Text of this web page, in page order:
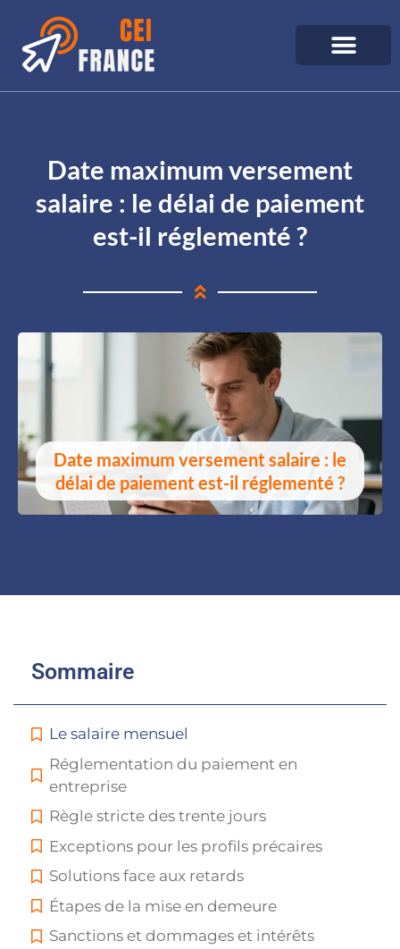
Date maximum versement
salaire : le délai de paiement
est-il réglementé ?
Date maximum versement salaire : le
délai de paiement est-il réglementé ?
Sommaire
Le salaire mensuel
Réglementation du paiement en
entreprise
Règle stricte des trente jours
Exceptions pour les profils précaires
Solutions face aux retards
Étapes de la mise en demeure
Sanctions et dommages et intérêts